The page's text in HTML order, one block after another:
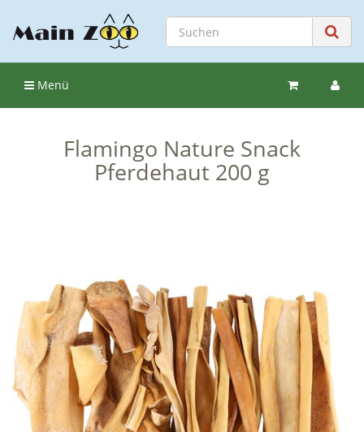
Menü
Flamingo Nature Snack
Pferdehaut 200 g